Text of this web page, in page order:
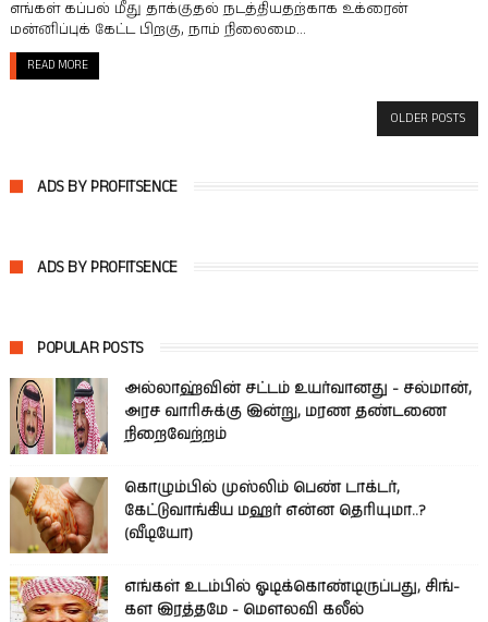
எங்கள் கப்பல் மீது தாக்குதல் நடத்தியதற்காக உக்ரைன்
மன்னிப்புக் கேட்ட பிறகு, நாம் நிலைமை...
READ MORE
OLDER POSTS
ADS BY PROFITSENCE
ADS BY PROFITSENCE
POPULAR POSTS
அல்லாஹ்வின் சட்டம் உயர்வானது - சல்மான்,
அரச வாரிசுக்கு இன்று, மரண தண்டணை
நிறைவேற்றம்
கொழும்பில் முஸ்லிம் பெண் டாக்டர்,
கேட்டுவாங்கிய மஹர் என்ன தெரியுமா..?
(வீடியோ)
எங்கள் உடம்பில் ஓடிக்­கொண்­டி­ருப்­பது, சிங்­
கள இரத்­தமே - மௌலவி கலீல்